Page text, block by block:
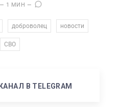
— 1 МИН —
доброволец новости
СВО
В TELEGRAM